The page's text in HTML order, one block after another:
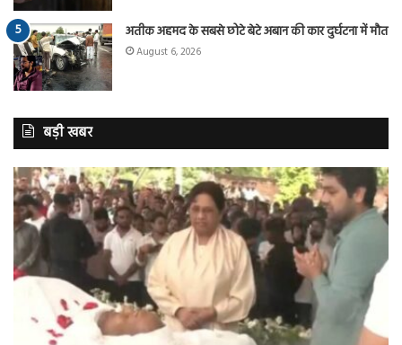
अतीक अहमद के सबसे छोटे बेटे अबान की कार दुर्घटना में मौत
August 6, 2026
बड़ी खबर